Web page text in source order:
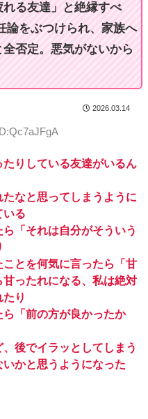
る友達」と絶縁すべ
論をぶつけられ、家族へ
否定。悪気がないから
2026.03.14
りしている友達がいるん
なと思ってしまうように
いる
「それは自分がそういう
とを何気に言ったら「甘
ったれになる、私は絶対
り
「前の方が良かったか
後でイラッとしてしまう
かと思うようになった